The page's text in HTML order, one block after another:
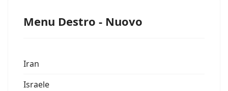
Menu Destro - Nuovo
Iran
Israele